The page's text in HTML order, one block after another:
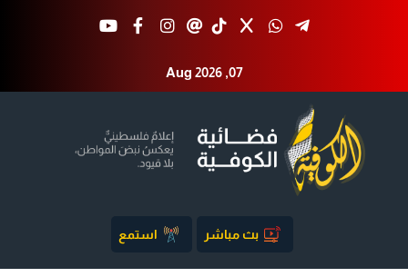
Aug 2026 ,07
بث مباشر استمع